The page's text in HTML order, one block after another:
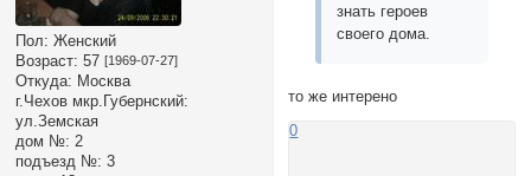
Пол: Женский
Возраст: 57 [1969-07-27]
Откуда: Москва
г.Чехов мкр.Губернский:
ул.Земская
дом №: 2
подъезд №: 3
знать героев
своего дома.
то же интерено
0